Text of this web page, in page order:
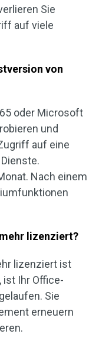
Sie
auf viele
von
oder Microsoft
und
auf eine
Nach einem
lizenziert?
lizenziert ist
Ihr Office-
Sie
erneuern